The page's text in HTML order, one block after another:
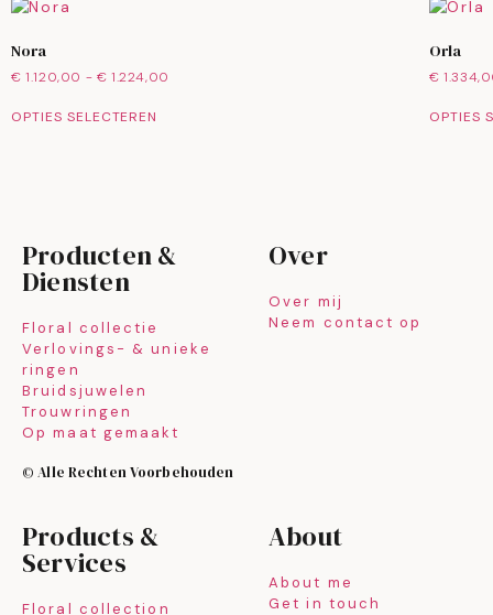
Nora
€ 1.120,00 - € 1.224,00
OPTIES SELECTEREN
Orla
€
OPTIES
Producten &
Diensten
Floral collectie
Verlovings- & unieke
ringen
Bruidsjuwelen
Trouwringen
Op maat gemaakt
Over
Over mij
Neem contact op
© Alle Rechten Voorbehouden
Products &
Services
Floral collection
About
About me
Get in touch